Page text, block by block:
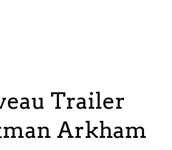
Trailer
Arkham